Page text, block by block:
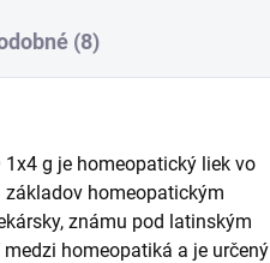
(8)
1x4 g je homeopatický liek vo
homeopatickým
známu pod latinským
homeopatiká a je určený